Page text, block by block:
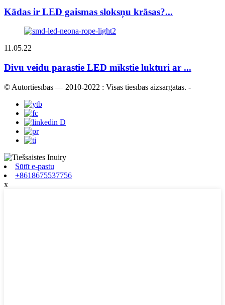
Kādas ir LED gaismas sloksņu krāsas?...
11.05.22
Divu veidu parastie LED mīkstie lukturi ar ...
© Autortiesības — 2010-2022 : Visas tiesības aizsargātas. -
Sūtīt e-pastu
+8618675537756
x